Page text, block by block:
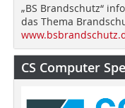
„BS Brandschutz“
das Thema
CS Computer